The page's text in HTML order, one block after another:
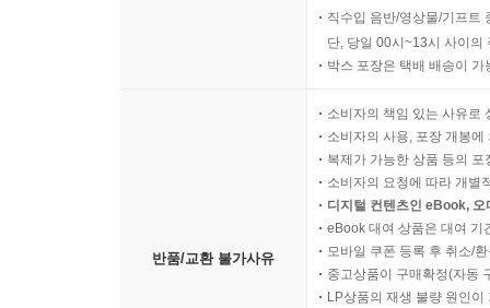
직수입 음반/영상물/기프트
단, 당일 00시~13시 사이의
박스 포장은 택배 배송이
반품/교환 불가사유
소비자의 책임 있는 사유로
소비자의 사용, 포장 개봉
복제가 가능한 상품 등의
소비자의 요청에 따라 개별
디지털 컨텐츠인 eBook,
eBook 대여 상품은 대여 기
모바일 쿠폰 등록 후 취소/
중고상품이 구매확정(자동
LP상품의 재생 불량 원인